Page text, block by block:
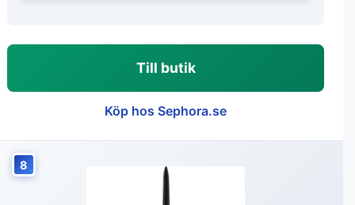
Till butik
Köp hos Sephora.se
8